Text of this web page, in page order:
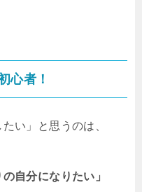
心者！
い」と思うのは、
自分になりたい」